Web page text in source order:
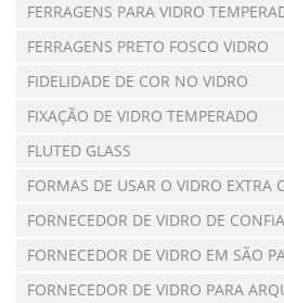
FERRAGENS PARA VIDRO
FERRAGENS PRETO FOSCO VIDRO
FIDELIDADE DE COR NO VIDRO
FIXAÇÃO DE VIDRO TEMPERADO
FLUTED GLASS
FORMAS DE USAR O VIDRO EXTRA
FORNECEDOR DE VIDRO DE
FORNECEDOR DE VIDRO EM SÃO
FORNECEDOR DE VIDRO PARA